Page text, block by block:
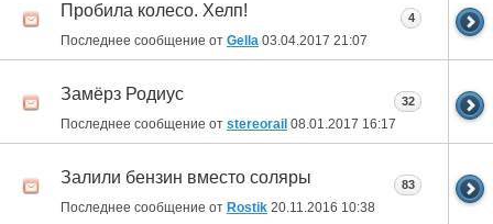
Пробила колесо. Хелп!
Последнее сообщение от Gella 03.04.2017 21:07
4
Замёрз Родиус
Последнее сообщение от stereorail 08.01.2017 16:17
32
Залили бензин вместо соляры
Последнее сообщение от Rostik 20.11.2016 10:38
83